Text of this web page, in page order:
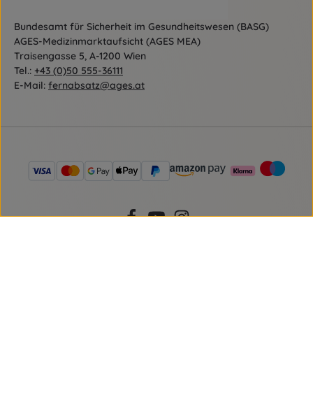
Bundesamt für Sicherheit im Gesundheitswesen (BASG)
AGES-Medizinmarktaufsicht (AGES MEA)
Traisengasse 5, A-1200 Wien
Tel.: +43 (0)50 555-36111
E-Mail: fernabsatz@ages.at